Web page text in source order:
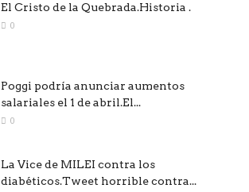
El Cristo de la Quebrada.Historia .
0
Poggi podría anunciar aumentos
salariales el 1 de abril.El...
0
La Vice de MILEI contra los
diabéticos.Tweet horrible contra...